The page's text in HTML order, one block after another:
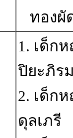
ทองผั
1. เด็ก
ปิยะภิร
2. เด็
ดุลเภรี